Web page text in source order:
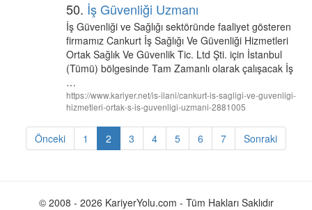
50. İş Güvenliği Uzmanı
İş Güvenliği ve Sağlığı sektöründe faaliyet gösteren
firmamız Cankurt İş Sağlığı Ve Güvenliği Hizmetleri
Ortak Sağlık Ve Güvenlik Tic. Ltd Şti. için İstanbul
(Tümü) bölgesinde Tam Zamanlı olarak çalışacak İş
…
https://www.kariyer.net/is-ilani/cankurt-is-sagligi-ve-guvenligi-
hizmetleri-ortak-s-is-guvenligi-uzmani-2881005
Önceki 1 2 3 4 5 6 7 Sonraki
© 2008 - 2026 KariyerYolu.com - Tüm Hakları Saklıdır